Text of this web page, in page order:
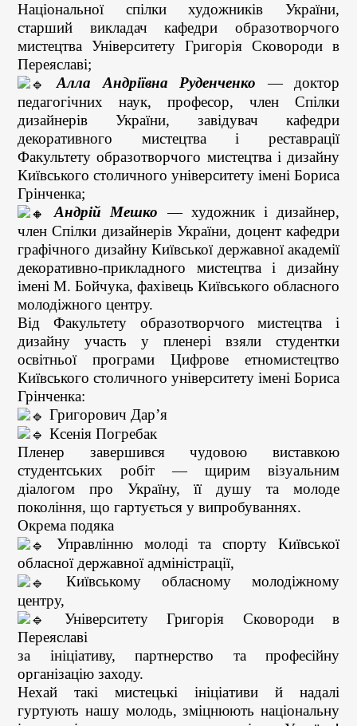
Національної спілки художників України,
старший викладач кафедри образотворчого
мистецтва Університету Григорія Сковороди в
Переяславі;
Алла Андріївна Руденченко — доктор
педагогічних наук, професор, член Спілки
дизайнерів України, завідувач кафедри
декоративного мистецтва і реставрації
Факультету образотворчого мистецтва і дизайну
Київського столичного університету імені Бориса
Грінченка;
Андрій Мешко — художник і дизайнер,
член Спілки дизайнерів України, доцент кафедри
графічного дизайну Київської державної академії
декоративно-прикладного мистецтва і дизайну
імені М. Бойчука, фахівець Київського обласного
молодіжного центру.
Від Факультету образотворчого мистецтва і
дизайну участь у пленері взяли студентки
освітньої програми Цифрове етномистецтво
Київського столичного університету імені Бориса
Грінченка:
Григорович Дар’я
Ксенія Погребак
Пленер завершився чудовою виставкою
студентських робіт — щирим візуальним
діалогом про Україну, її душу та молоде
покоління, що гартується у випробуваннях.
Окрема подяка
Управлінню молоді та спорту Київської
обласної державної адміністрації,
Київському обласному молодіжному
центру,
Університету Григорія Сковороди в
Переяславі
за ініціативу, партнерство та професійну
організацію заходу.
Нехай такі мистецькі ініціативи й надалі
гуртують нашу молодь, зміцнюють національну